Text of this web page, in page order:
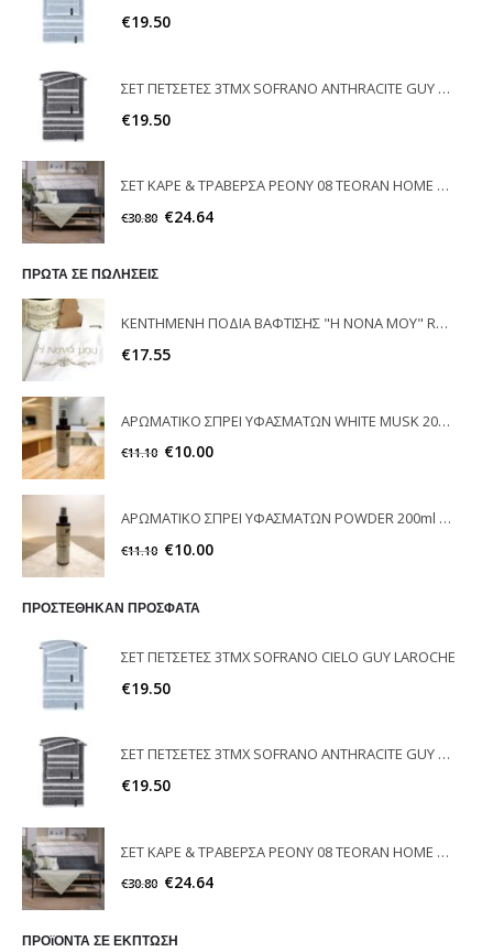
€19.50
ΣΕΤ ΠΕΤΣΕΤΕΣ 3ΤΜΧ SOFRANO ANTHRACITE GUY LAROCHE
€19.50
ΣΕΤ ΚΑΡΕ & ΤΡΑΒΕΡΣΑ PEONY 08 TEORAN HOME & MORE
€30.80 €24.64
ΠΡΩΤΑ ΣΕ ΠΩΛΗΣΕΙΣ
ΚΕΝΤΗΜΕΝΗ ΠΟΔΙΑ ΒΑΦΤΙΣΗΣ "Η ΝΟΝΑ ΜΟΥ" RAISON D'ETRE
€17.55
ΑΡΩΜΑΤΙΚΟ ΣΠΡΕΙ ΥΦΑΣΜΑΤΩΝ WHITE MUSK 200ml ELEGANT
€11.10 €10.00
ΑΡΩΜΑΤΙΚΟ ΣΠΡΕΙ ΥΦΑΣΜΑΤΩΝ POWDER 200ml ELEGANT
€11.10 €10.00
ΠΡΟΣΤΕΘΗΚΑΝ ΠΡΟΣΦΑΤΑ
ΣΕΤ ΠΕΤΣΕΤΕΣ 3ΤΜΧ SOFRANO CIELO GUY LAROCHE
€19.50
ΣΕΤ ΠΕΤΣΕΤΕΣ 3ΤΜΧ SOFRANO ANTHRACITE GUY LAROCHE
€19.50
ΣΕΤ ΚΑΡΕ & ΤΡΑΒΕΡΣΑ PEONY 08 TEORAN HOME & MORE
€30.80 €24.64
ΠΡΟϊΟΝΤΑ ΣΕ ΕΚΠΤΩΣΗ